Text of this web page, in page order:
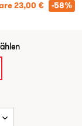
23,00 € -58%